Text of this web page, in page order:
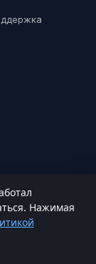
Нажимая